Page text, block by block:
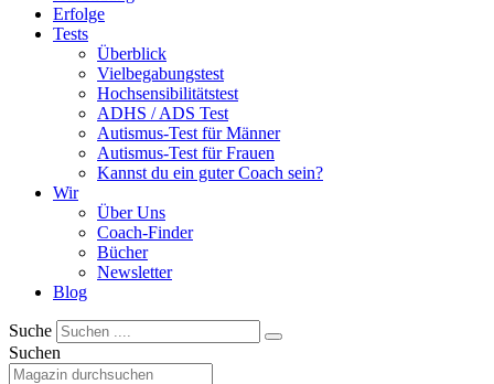
Erfolge
Tests
Überblick
Vielbegabungstest
Hochsensibilitätstest
ADHS / ADS Test
Autismus-Test für Männer
Autismus-Test für Frauen
Kannst du ein guter Coach sein?
Wir
Über Uns
Coach-Finder
Bücher
Newsletter
Blog
Suche
Suchen